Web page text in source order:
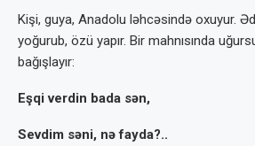
Kişi, guya, Anadolu ləhcəsində oxuyur.
yoğurub, özü yapır. Bir mahnısında
ba­ğışlayır:
Eşqi verdin bada sən,
Sevdim səni, nə fayda?..